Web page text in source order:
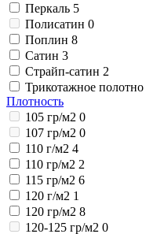
Перкаль 5
Полисатин 0
Поплин 8
Сатин 3
Страйп-сатин 2
Трикотажное полотно
Плотность
105 гр/м2 0
107 гр/м2 0
110 г/м2 4
110 гр/м2 2
115 гр/м2 6
120 г/м2 1
120 гр/м2 8
120-125 гр/м2 0